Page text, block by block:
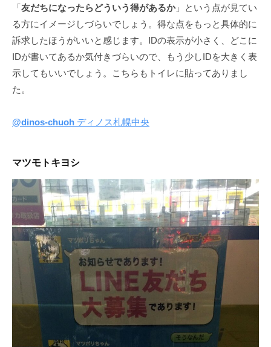
「友だちになったらどういう得があるか」という点が見てい
る方にイメージしづらいでしょう。得な点をもっと具体的に
訴求したほうがいいと感じます。IDの表示が小さく、どこに
IDが書いてあるか気付きづらいので、もう少しIDを大きく表
示してもいいでしょう。こちらもトイレに貼ってありまし
た。
@dinos-chuoh ディノス札幌中央
マツモトキヨシ